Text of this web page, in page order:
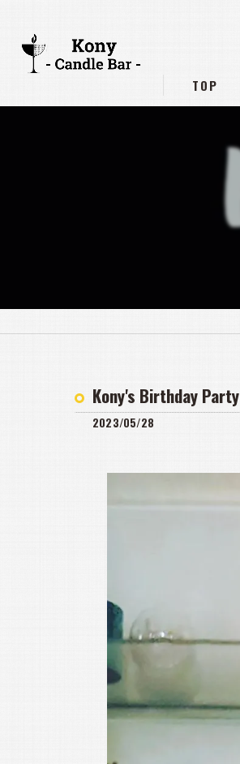
TOP
Kony's Birthday Party
2023/05/28